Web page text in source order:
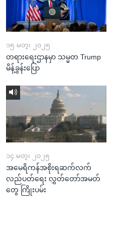
၁၅ မတ္၊ ၂၀၂၅
တရားရေးဌာနမှာ သမ္မတ Trump
မိန့်ခွန်းပြော
၁၄ မတ္၊ ၂၀၂၅
အမေရိကန်အစိုးရဆက်လက်
လည်ပတ်ရေး လွှတ်တော်အမတ်
တွေ ကြိုးပမ်း